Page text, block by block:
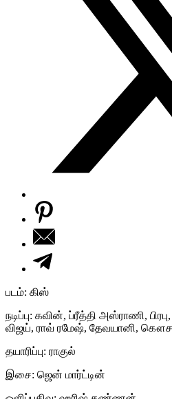
படம்: கிஸ்
நடிப்பு: கவின், ப்ரீத்தி அஸ்ராணி,
விஜய், ராவ் ரமேஷ், தேவயானி,
தயாரிப்பு: ராகுல்
இசை: ஜென் மார்ட்டின்